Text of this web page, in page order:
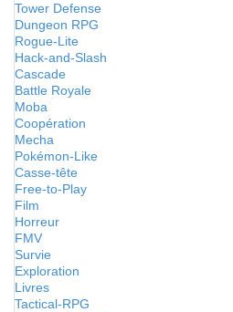
Tower Defense
Dungeon RPG
Rogue-Lite
Hack-and-Slash
Cascade
Battle Royale
Moba
Coopération
Mecha
Pokémon-Like
Casse-tête
Free-to-Play
Film
Horreur
FMV
Survie
Exploration
Livres
Tactical-RPG